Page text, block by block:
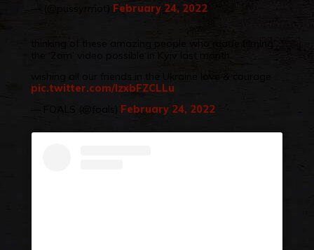
February 24, 2022
thinking of these amazing people who made filming
wishing all our friends in the Ukraine love & courage
pic.twitter.com/lzxbFZCLLu
February 24, 2022